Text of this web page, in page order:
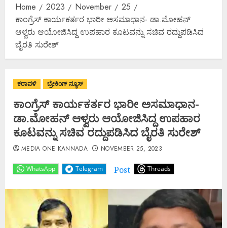
Home 2023 November
25
ಕಾಂಗ್ರೆಸ್ ಕಾರ್ಯಕರ್ತರ ಭಾರೀ ಅಸಮಾಧಾನ- ಡಾ.ಮೋಹನ್
ಆಳ್ವರು ಆಯೋಜಿಸಿದ್ದ ಉಪಹಾರ ಕೂಟವನ್ನು ಸಚಿವ ರದ್ದುಪಡಿಸಿದ
ಬೈರತಿ ಸುರೇಶ್
ಕರಾವಳಿ ಬ್ರೇಕಿಂಗ್ ನ್ಯೂಸ್
ಕಾಂಗ್ರೆಸ್ ಕಾರ್ಯಕರ್ತರ ಭಾರೀ ಅಸಮಾಧಾನ-
ಡಾ.ಮೋಹನ್ ಆಳ್ವರು ಆಯೋಜಿಸಿದ್ದ ಉಪಹಾರ
ಕೂಟವನ್ನು ಸಚಿವ ರದ್ದುಪಡಿಸಿದ ಬೈರತಿ ಸುರೇಶ್
WhatsApp Telegram Post Threads
MEDIA ONE KANNADA NOVEMBER 25, 2023